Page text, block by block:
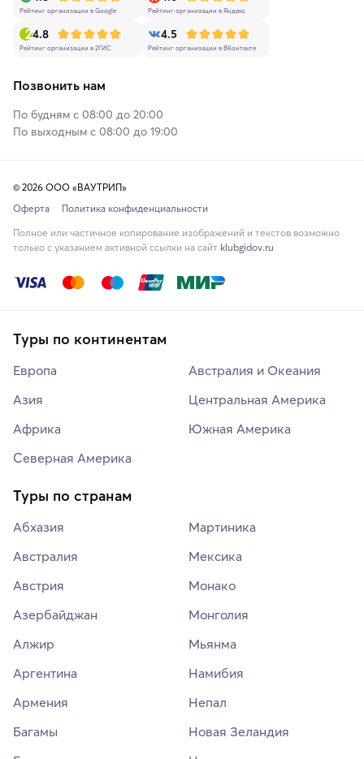
Рейтинг организации в Google Рейтинг организации в Яндекс
4.8
Рейтинг организации в 2ГИС
4.5
Рейтинг организации в ВКонтакте
Позвонить нам
По будням с 08:00 до 20:00
По выходным с 08:00 до 19:00
© 2026 ООО «ВАУТРИП»
Оферта
Политика конфиденциальности
Полное или частичное копирование изображений и текстов возможно
только с указанием активной ссылки на сайт klubgidov.ru
Туры по континентам
Европа
Азия
Африка
Северная Америка
Австралия и Океания
Центральная Америка
Южная Америка
Туры по странам
Абхазия
Австралия
Австрия
Азербайджан
Алжир
Аргентина
Армения
Багамы
Мартиника
Мексика
Монако
Монголия
Мьянма
Намибия
Непал
Новая Зеландия